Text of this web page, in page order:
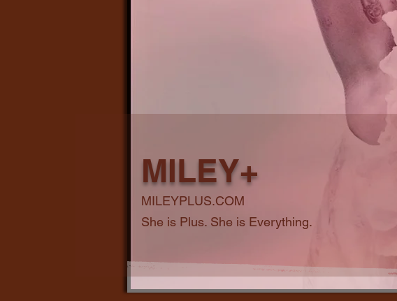
MILEY+
MILEYPLUS.COM
She is Plus. She is Everything.